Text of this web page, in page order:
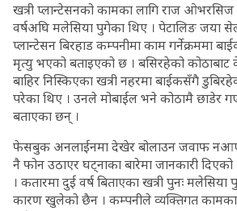
खत्री प्लान्टेसनको कामका लागि राज ओभरसिज
वर्षअघि मलेसिया पुगेका थिए । पेटालिङ जया
प्लान्टेसन बिरहाड कम्पनीमा काम गर्नेक्रममा
मृत्यु भएको बताइएको छ । बसिरहेको
बाहिर निस्किएका खत्री नहरमा बाईकसँगै
परेका थिए । उनले मोबाईल भने कोठामै छाडेर
बताएका छन् ।
फेसबुक अनलाईनमा देखेर बोलाउन जवाफ
नै फोन उठाएर घट्नाका बारेमा जानकारी
। कतारमा दुई वर्ष बिताएका खत्री पुनः मलेसिया
कारण खुलेको छैन । कम्पनीले व्यक्तिगत कामका